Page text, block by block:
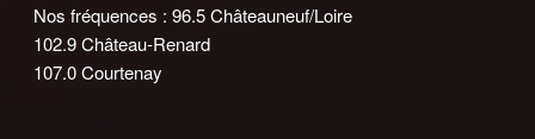
Nos fréquences : 96.5 Châteauneuf/Loire
102.9 Château-Renard
107.0 Courtenay